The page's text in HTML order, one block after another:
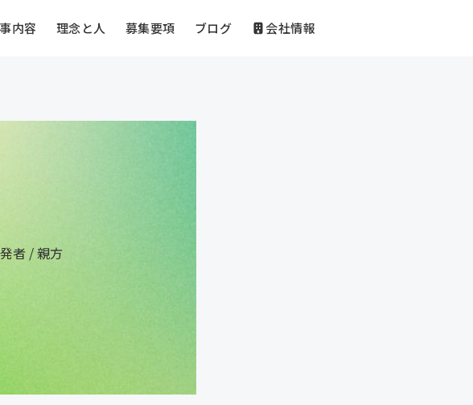
内容 理念と人 募集要項 ブログ 会社情報
者 / 親方